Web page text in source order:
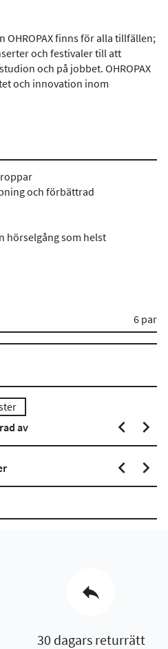
finns för alla tillfällen;
och festivaler till att
och på jobbet. OHROPAX
och innovation inom
och förbättrad
hörselgång som helst
6 par
av
30 dagars returrätt